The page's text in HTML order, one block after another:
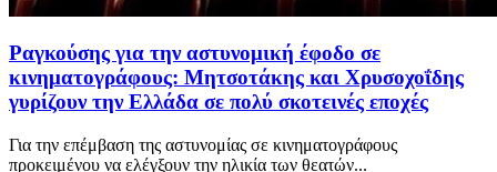
Ραγκούσης για την αστυνομική έφοδο σε
κινηματογράφους: Μητσοτάκης και Χρυσοχοΐδης
γυρίζουν την Ελλάδα σε πολύ σκοτεινές εποχές
Για την επέμβαση της αστυνομίας σε κινηματογράφους
προκειμένου να ελέγξουν την ηλικία των θεατών...